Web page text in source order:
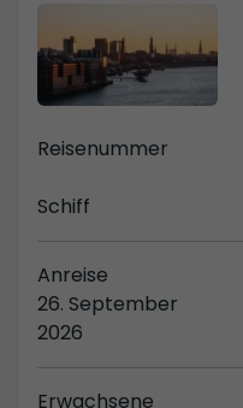
Reisenummer
Schiff
Anreise
26. September
2026
Erwachsene